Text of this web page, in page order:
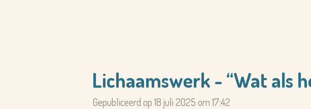
Lichaamswerk - “Wat als
Gepubliceerd op 18 juli 2025 om 17:42